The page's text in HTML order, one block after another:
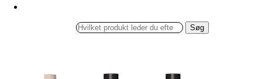
Søg